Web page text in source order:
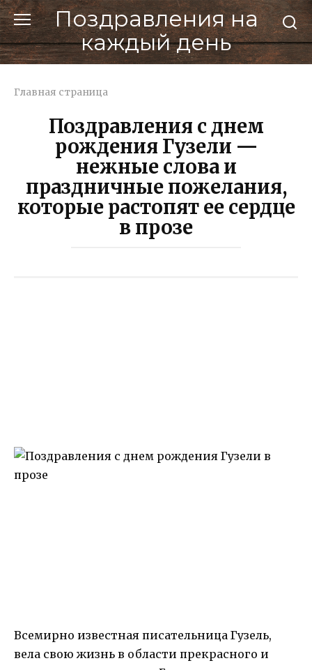
Перейти
к
контенту
Поздравления на
каждый день
Главная страница
Поздравления с днем
рождения Гузели —
нежные слова и
праздничные пожелания,
которые растопят ее сердце
в прозе
Всемирно известная писательница Гузель,
вела свою жизнь в области прекрасного и